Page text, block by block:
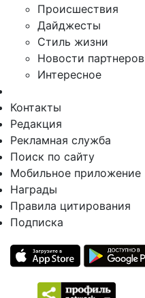
Происшествия
Дайджесты
Стиль жизни
Новости партнеров
Интересное
Контакты
Редакция
Рекламная служба
Поиск по сайту
Мобильное приложение
Награды
Правила цитирования
Подписка